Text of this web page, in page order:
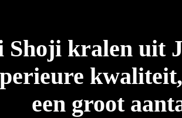
kralen uit
een groot